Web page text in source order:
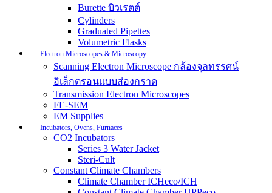
Burette บิวเรตต์
Cylinders
Graduated Pipettes
Volumetric Flasks
Electron Microscopes & Microscopy
Scanning Electron Microscope กล้องจุลทรรศน์
อิเล็กตรอนแบบส่องกราด
Transmission Electron Microscopes
FE-SEM
EM Supplies
Incubators, Ovens, Furnaces
CO2 Incubators
Series 3 Water Jacket
Steri-Cult
Constant Climate Chambers
Climate Chamber ICHeco/ICH